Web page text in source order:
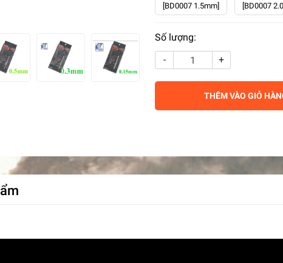
[BD0007 1.5mm] [BD0007
Số lượng:
-
+
THÊM VÀO GIỎ